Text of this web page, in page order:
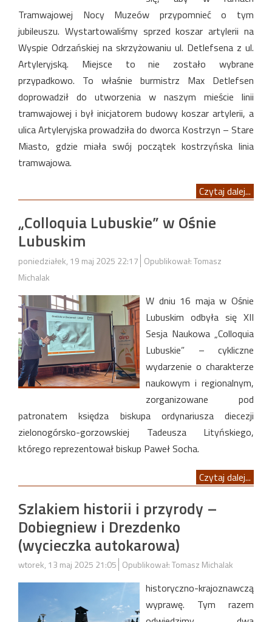
Tramwajowej Nocy Muzeów przypomnieć o tym
jubileuszu. Wystartowaliśmy sprzed koszar artylerii na
Wyspie Odrzańskiej na skrzyżowaniu ul. Detlefsena z ul.
Artyleryjską. Miejsce to nie zostało wybrane
przypadkowo. To właśnie burmistrz Max Detlefsen
doprowadził do utworzenia w naszym mieście linii
tramwajowej i był inicjatorem budowy koszar artylerii, a
ulica Artyleryjska prowadziła do dworca Kostrzyn – Stare
Miasto, gdzie miała swój początek kostrzyńska linia
tramwajowa.
Czytaj dalej...
„Colloquia Lubuskie” w Ośnie
Lubuskim
poniedziałek, 19 maj 2025 22:17 Opublikował: Tomasz
Michalak
W dniu 16 maja w Ośnie
Lubuskim odbyła się XII
Sesja Naukowa „Colloquia
Lubuskie” – cykliczne
wydarzenie o charakterze
naukowym i regionalnym,
zorganizowane pod
patronatem księdza biskupa ordynariusza diecezji
zielonogórsko-gorzowskiej Tadeusza Lityńskiego,
którego reprezentował biskup Paweł Socha.
Czytaj dalej...
Szlakiem historii i przyrody –
Dobiegniew i Drezdenko
(wycieczka autokarowa)
wtorek, 13 maj 2025 21:05 Opublikował: Tomasz Michalak
historyczno-krajoznawczą
wyprawę. Tym razem